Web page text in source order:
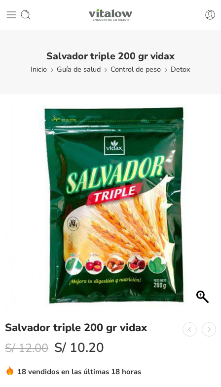
Salvador triple 200 gr vidax
Inicio Guía de salud Control de peso Detox
Salvador triple 200 gr vidax
S/12.00 S/ 10.20
18 vendidos en las últimas 18 horas